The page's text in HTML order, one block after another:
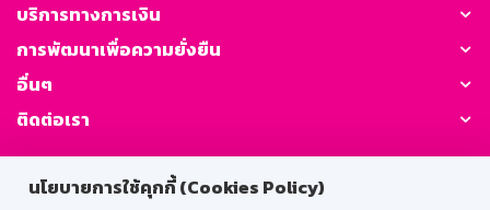
นโยบายการใช้คุกกี้ (Cookies Policy)
บริการทางการเงิน
การพัฒนาเพื่อความยั่งยืน
อื่นๆ
ติดต่อเรา
GSB Society: